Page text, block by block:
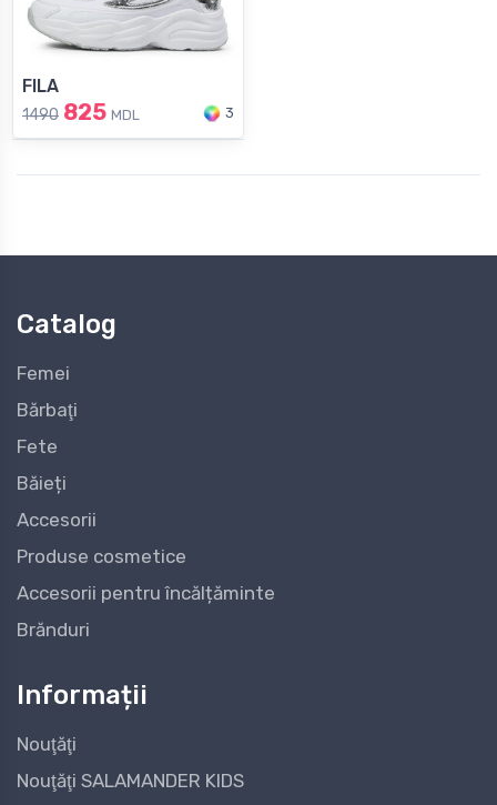
FILA
1490 825 MDL 3
Catalog
Femei
Bărbaţi
Fete
Băieți
Accesorii
Produse cosmetice
Accesorii pentru încălțăminte
Brănduri
Informații
Nouţăţi
Nouţăţi SALAMANDER KIDS